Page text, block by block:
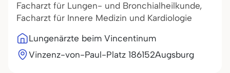
Facharzt für Lungen- und Bronchialheilkunde,
Facharzt für Innere Medizin und Kardiologie
Lungenärzte beim Vincentinum
Vinzenz-von-Paul-Platz 186152Augsburg